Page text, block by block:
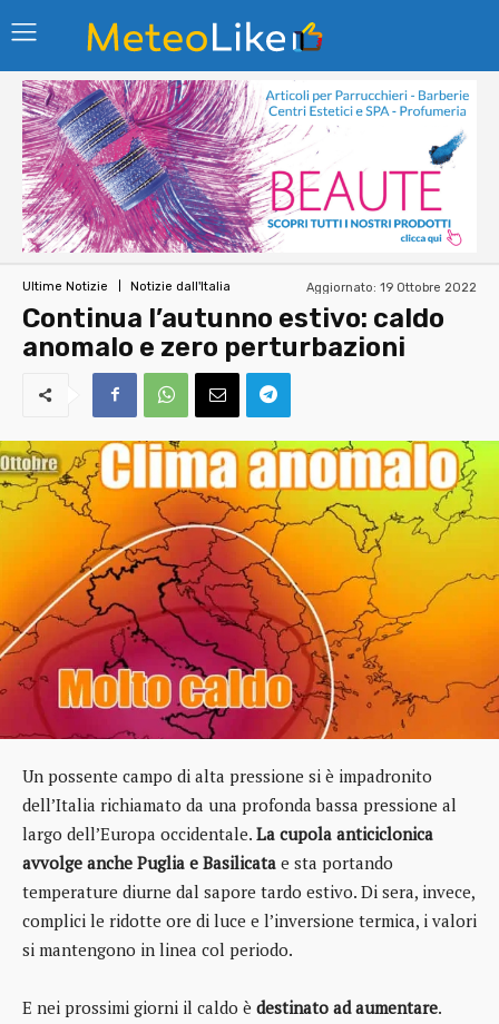
Ultime Notizie Notizie dall'Italia Aggiornato: 19 Ottobre 2022
Continua l’autunno estivo: caldo
anomalo e zero perturbazioni
Un possente campo di alta pressione si è impadronito
dell’Italia richiamato da una profonda bassa pressione al
largo dell’Europa occidentale. La cupola anticiclonica
avvolge anche Puglia e Basilicata e sta portando
temperature diurne dal sapore tardo estivo. Di sera, invece,
complici le ridotte ore di luce e l’inversione termica, i valori
si mantengono in linea col periodo.
E nei prossimi giorni il caldo è destinato ad aumentare.